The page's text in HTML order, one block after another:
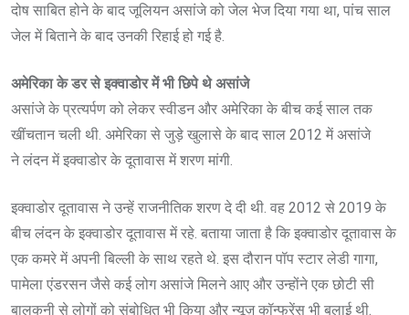
दोष साबित होने के बाद जूलियन असांजे को जेल भेज दिया गया था, पांच साल
जेल में बिताने के बाद उनकी रिहाई हो गई है.
अमेरिका के डर से इक्वाडोर में भी छिपे थे असांजे
असांजे के प्रत्यर्पण को लेकर स्वीडन और अमेरिका के बीच कई साल तक
खींचतान चली थी. अमेरिका से जुड़े खुलासे के बाद साल 2012 में असांजे
ने लंदन में इक्वाडोर के दूतावास में शरण मांगी.
इक्वाडोर दूतावास ने उन्हें राजनीतिक शरण दे दी थी. वह 2012 से 2019 के
बीच लंदन के इक्वाडोर दूतावास में रहे. बताया जाता है कि इक्वाडोर दूतावास के
एक कमरे में अपनी बिल्ली के साथ रहते थे. इस दौरान पॉप स्टार लेडी गागा,
पामेला एंडरसन जैसे कई लोग असांजे मिलने आए और उन्होंने एक छोटी सी
बालकनी से लोगों को संबोधित भी किया और न्यूज़ कॉन्फ्रेंस भी बुलाई थी.